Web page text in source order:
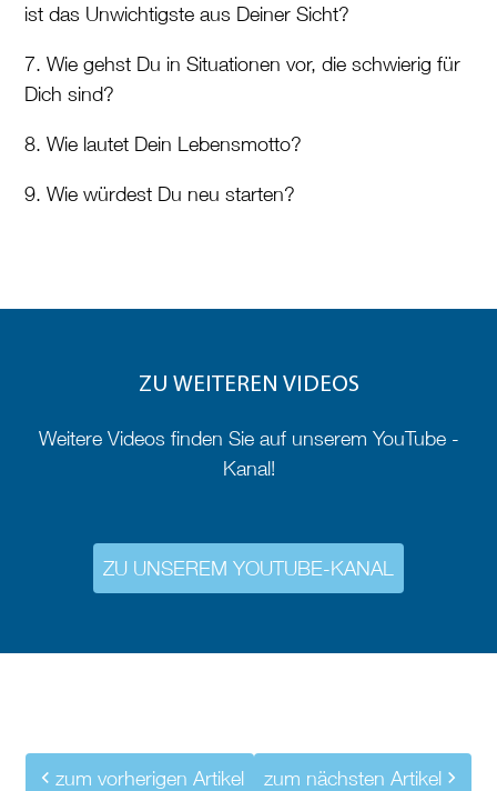
ist das Unwichtigste aus Deiner Sicht?
7. Wie gehst Du in Situationen vor, die schwierig für
Dich sind?
8. Wie lautet Dein Lebensmotto?
9. Wie würdest Du neu starten?
ZU WEITEREN VIDEOS
Weitere Videos finden Sie auf unserem YouTube -
Kanal!
ZU UNSEREM YOUTUBE-KANAL
zum vorherigen Artikel zum nächsten Artikel